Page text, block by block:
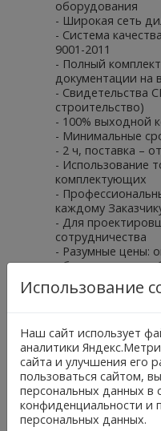
оборудования
- Широкая сеть
- Система
9001-2011
- Полный
документации
- Свидетельства
строительство)
- 100% выходной
- Минимальные
- 2 ч, поставка –
- Использование
комплектующих
-
каждому
- Для
сотрудничества
- Разумные цены:
оборудования,
производство,
структура – все
Каждый
тепловой пункт
соответствовать
отвечать именно
получите
теплообменное
которого Вы будете
Использование
Наш сайт использует
аналитики
сайта и улучшения его
пользоваться сайтом,
персональных данных в
конфиденциальности и
персональных данных.